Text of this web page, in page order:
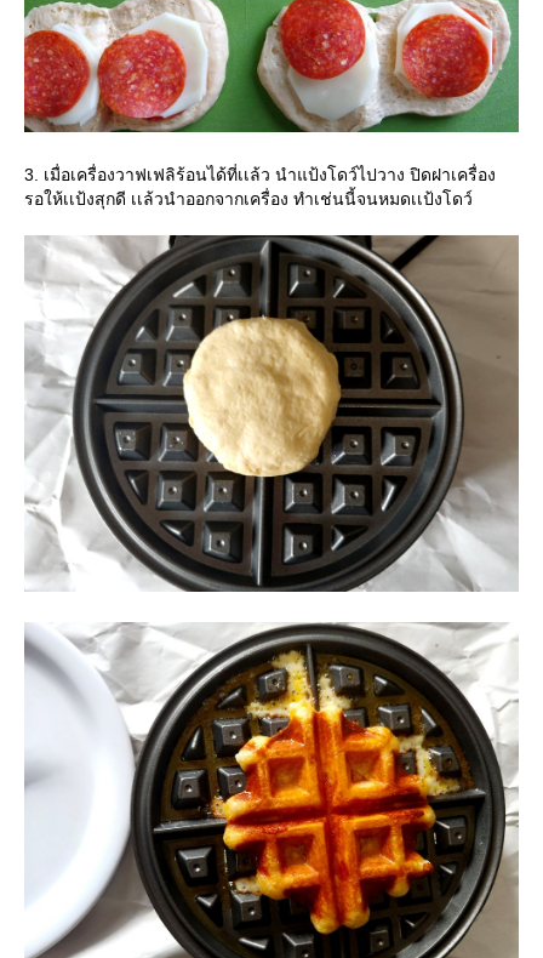
3. เมื่อเครื่องวาฟเฟลิร้อนได้ที่เเล้ว นำแป้งโดว์ไปวาง ปิดฝาเครื่อง
รอให้เเป้งสุกดี เเล้วนำออกจากเครื่อง ทำเช่นนี้จนหมดเเป้งโดว์